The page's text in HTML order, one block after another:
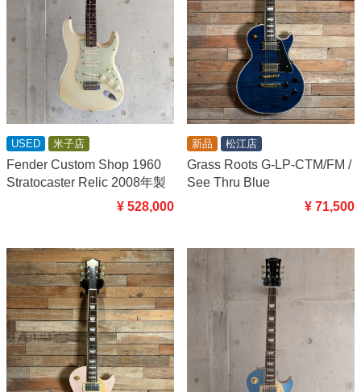
USED 米子店
Fender Custom Shop 1960
Stratocaster Relic 2008年製
¥ 528,000
新品 松江店
Grass Roots G-LP-CTM/FM /
See Thru Blue
¥ 71,500